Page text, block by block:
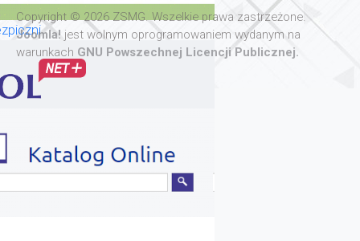
Copyright © 2026 ZSMG. Wszelkie prawa zastrzeżone.
Joomla! jest wolnym oprogramowaniem wydanym na
warunkach GNU Powszechnej Licencji Publicznej.